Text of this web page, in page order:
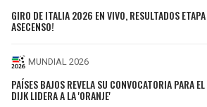
GIRO DE ITALIA 2026 EN VIVO, RESULTADOS ETAPA
ASECENSO!
MUNDIAL 2026
PAÍSES BAJOS REVELA SU CONVOCATORIA PARA
DIJK LIDERA A LA 'ORANJE'